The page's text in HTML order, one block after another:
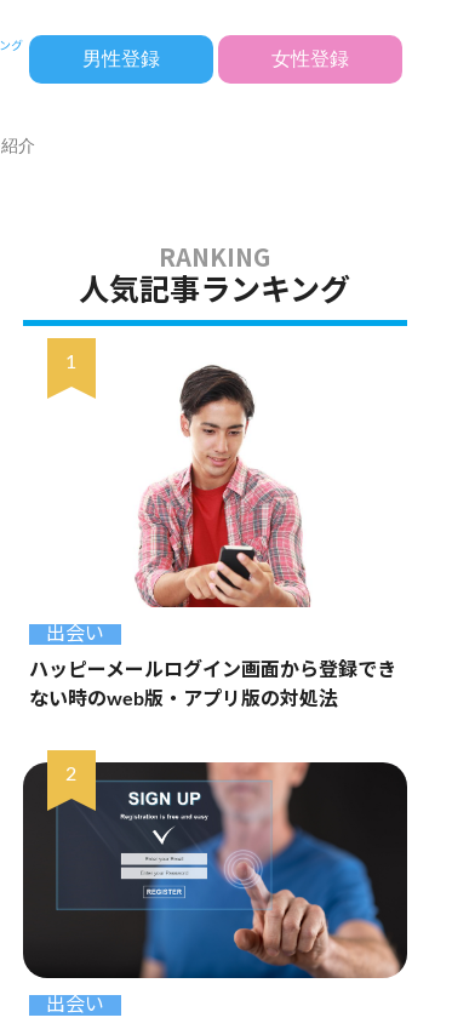
男性登録 女性登録
介
人気記事ランキング
出会い
ハッピーメールログイン画面から登録でき
ない時のweb版・アプリ版の対処法
出会い